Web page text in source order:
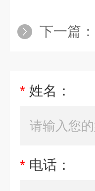
下一篇：
* 姓名：
* 电话：